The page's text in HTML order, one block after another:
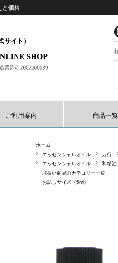
と価格
イト）
ご利用案内 商品一覧
ホーム
エッセンシャルオイル
カ行
エッセンシャルオイル
和精油
取扱い商品のカテゴリー一覧
お試しサイズ（5ml）